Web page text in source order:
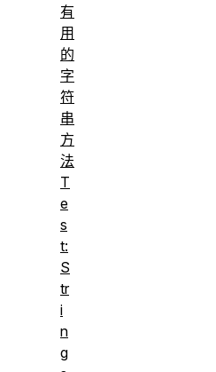
有
用
的
字
符
串
方
法
T
e
s
t:
S
tr
i
n
g